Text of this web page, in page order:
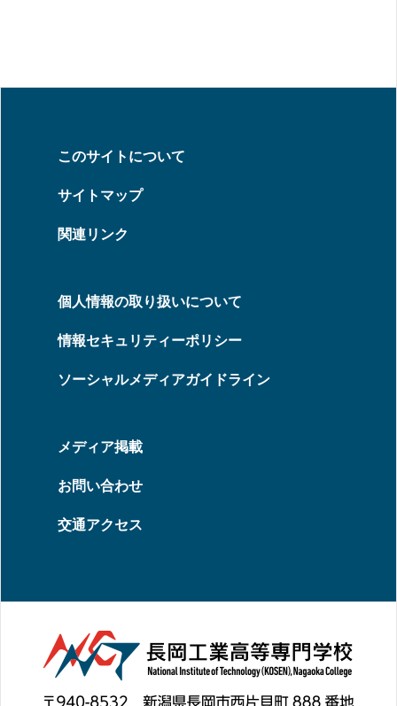
このサイトについて
サイトマップ
関連リンク
個人情報の取り扱いについて
情報セキュリティーポリシー
ソーシャルメディアガイドライン
メディア掲載
お問い合わせ
交通アクセス